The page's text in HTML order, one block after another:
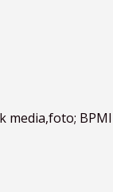
media,foto;